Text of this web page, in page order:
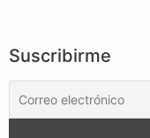
Suscribirme